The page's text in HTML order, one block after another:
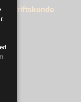
bedriftskunde